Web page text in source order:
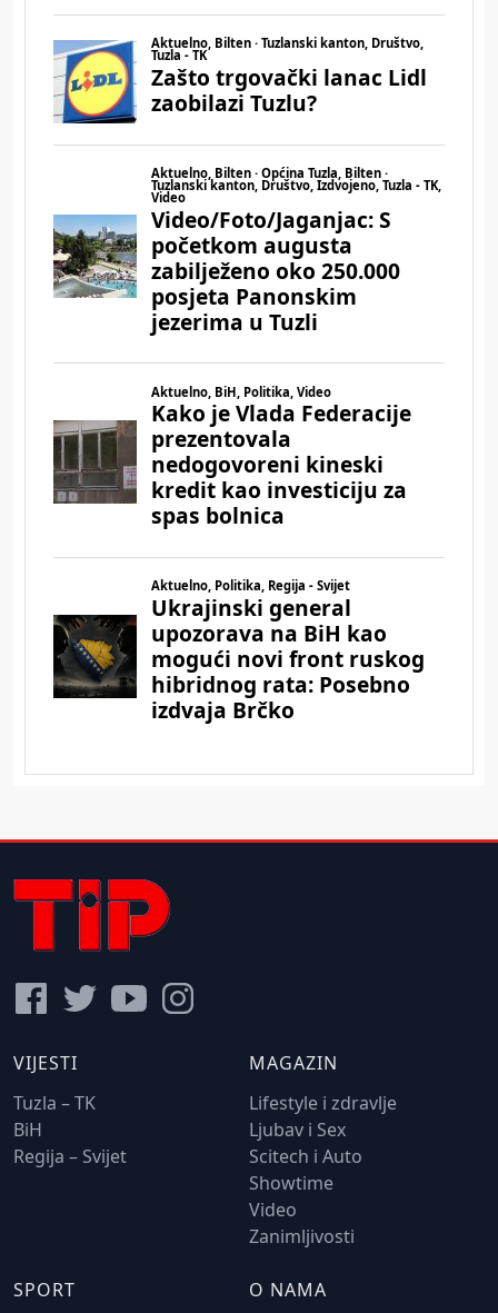
VIJESTI
Tuzla – TK
BiH
Regija – Svijet
MAGAZIN
Lifestyle i zdravlje
Ljubav i Sex
Scitech i Auto
Showtime
Video
Zanimljivosti
SPORT O NAMA